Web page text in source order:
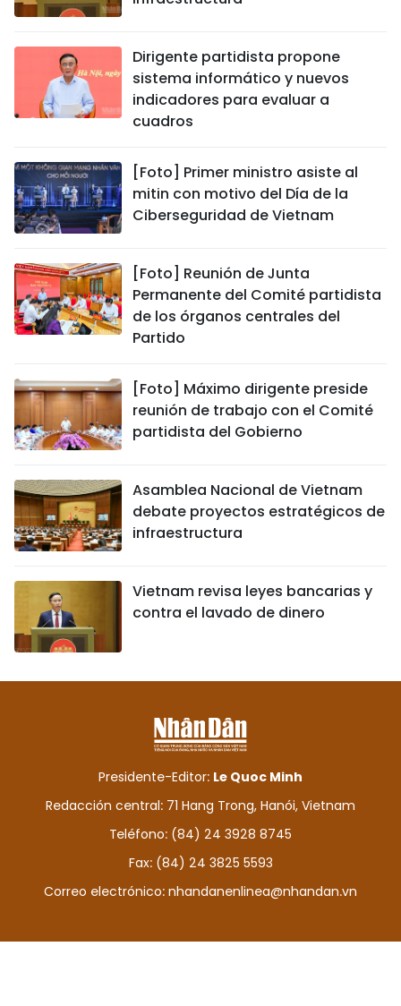
Dirigente partidista propone
sistema informático y nuevos
indicadores para evaluar a
cuadros
[Foto] Primer ministro asiste al
mitin con motivo del Día de la
Ciberseguridad de Vietnam
[Foto] Reunión de Junta
Permanente del Comité partidista
de los órganos centrales del
Partido
[Foto] Máximo dirigente preside
reunión de trabajo con el Comité
partidista del Gobierno
Asamblea Nacional de Vietnam
debate proyectos estratégicos de
infraestructura
Vietnam revisa leyes bancarias y
contra el lavado de dinero
Presidente-Editor: Le Quoc Minh
Redacción central: 71 Hang Trong, Hanói, Vietnam
Teléfono: (84) 24 3928 8745
Fax: (84) 24 3825 5593
Correo electrónico: nhandanenlinea@nhandan.vn